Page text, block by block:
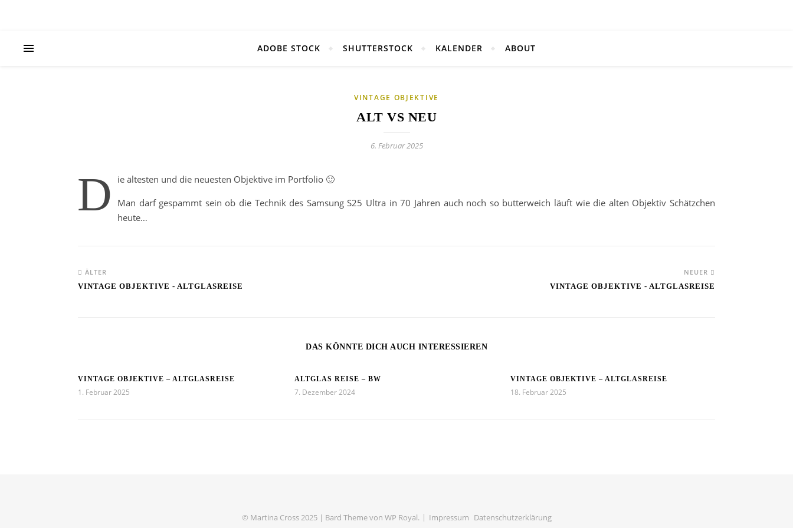
ADOBE STOCK SHUTTERSTOCK KALENDER ABOUT
VINTAGE OBJEKTIVE
ALT VS NEU
6. Februar 2025
D
ie ältesten und die neuesten Objektive im Portfolio 🙂
Man darf gespammt sein ob die Technik des Samsung S25 Ultra in 70 Jahren auch noch so butterweich läuft wie die alten Objektiv Schätzchen
heute…
ÄLTER
VINTAGE OBJEKTIVE - ALTGLASREISE
NEUER
VINTAGE OBJEKTIVE - ALTGLASREISE
DAS KÖNNTE DICH AUCH INTERESSIEREN
VINTAGE OBJEKTIVE – ALTGLASREISE
1. Februar 2025
ALTGLAS REISE – BW
7. Dezember 2024
VINTAGE OBJEKTIVE – ALTGLASREISE
18. Februar 2025
© Martina Cross 2025 | Bard Theme von WP Royal. Impressum Datenschutzerklärung